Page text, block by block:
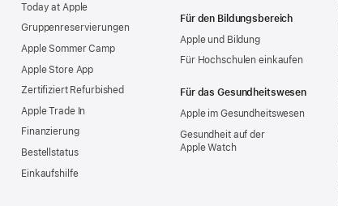
Today at Apple
Gruppen­reservierungen
Apple Sommer Camp
Apple Store App
Zertifiziert Refurbished
Apple Trade In
Finanzierung
Bestellstatus
Einkaufshilfe
Für den Bildungsbereich
Apple und Bildung
Für Hochschulen einkaufen
Für das Gesundheitswesen
Apple im Gesundheitswesen
Gesundheit auf der
Apple Watch